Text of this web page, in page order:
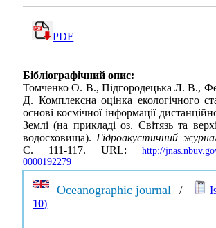
PDF
Бібліографічний опис:
Томченко О. В., Підгородецька Л. В.,
Д. Комплексна оцінка екологічного
основі космічної інформації
Землі (на прикладі оз. Світязь та
водосховища). Гідроакустичний
С. 111-117. URL: http://
0000192279
Oceanographic journal /
10)